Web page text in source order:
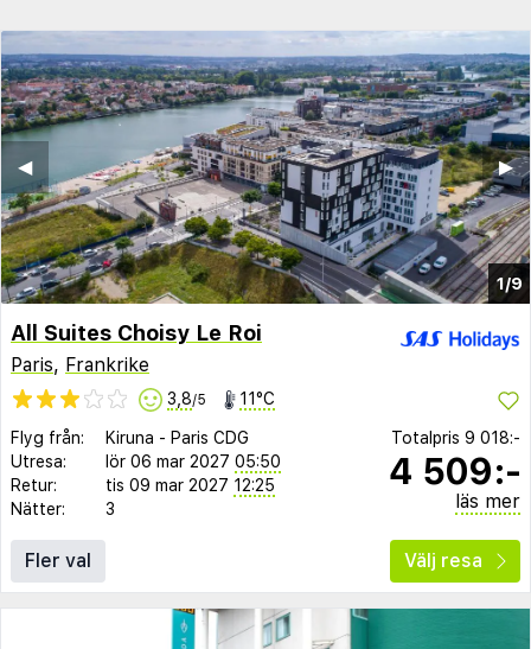
1/9
▶︎
◀︎
All Suites Choisy Le Roi
Paris, Frankrike
3,8/5 11°C
Flyg från: Kiruna - Paris CDG
Utresa:
lör 06 mar 2027 05:50
Retur:
tis 09 mar 2027 12:25
Nätter:
3
Totalpris 9 018:-
4 509:-
läs mer
Fler val Välj resa